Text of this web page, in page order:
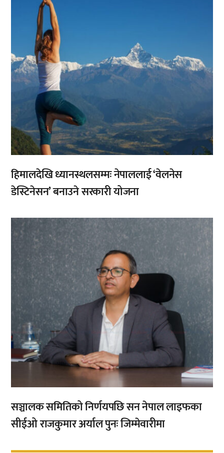
हिमालदेखि ध्यानस्थलसम्मः नेपाललाई ‘वेलनेस
डेस्टिनेसन’ बनाउने सरकारी योजना
सञ्चालक समितिको निर्णयपछि सन नेपाल लाइफका
सीईओ राजकुमार अर्याल पुनः जिम्मेवारीमा